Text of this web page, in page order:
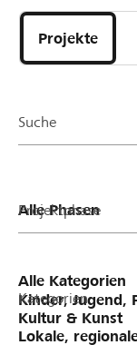
DE FR IT
Projekte
und
Organisationen
Projekte
Suche
Projektphase
Kategorien